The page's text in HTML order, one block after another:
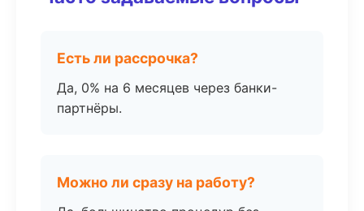
Есть ли рассрочка?
Да, 0% на 6 месяцев через банки-
партнёры.
Можно ли сразу на работу?